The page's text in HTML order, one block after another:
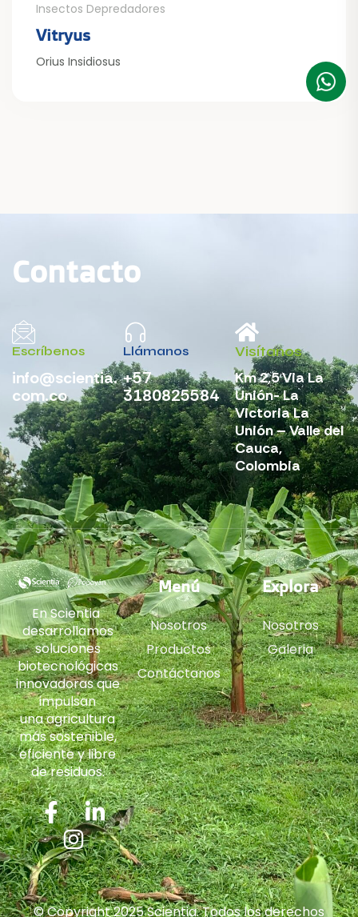
Insectos Depredadores
Vitryus
Orius Insidiosus
Contacto
Escríbenos
info@scientia.
com.co
Llámanos
+57
3180825584
Visítanos
Km 2,5 Via La
Unión- La
Victoria La
Unión – Valle del
Cauca,
Colombia
Menú
Nosotros
Productos
Contáctanos
Explora
Nosotros
Galeria
En Scientia
desarrollamos
soluciones
biotecnológicas
innovadoras que
impulsan
una agricultura
más sostenible,
eficiente y libre
de residuos.
© Copyright 2025 Scientia. Todos los derechos